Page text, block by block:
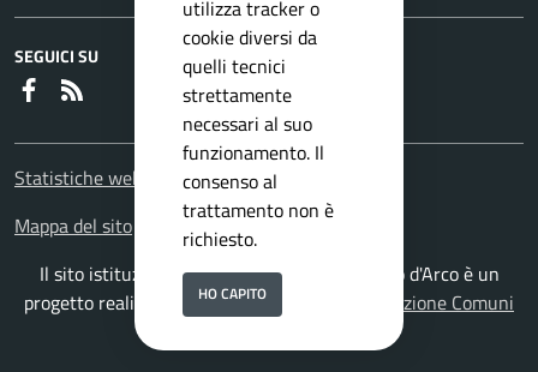
SEGUICI SU
Faceboook
Statistiche web
Mappa del sito
Il sito istituzionale del Comune di Pomigliano d'Arco è un
progetto realizzato daISWEB S.p.A.
Soluzione Comuni
utilizza tracker o
cookie diversi da
quelli tecnici
strettamente
necessari al suo
funzionamento. Il
consenso al
trattamento non è
richiesto.
HO CAPITO